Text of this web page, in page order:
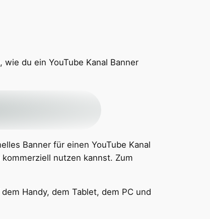
du ein YouTube Kanal Banner
Banner für einen YouTube Kanal
nutzen kannst. Zum
Handy, dem Tablet, dem PC und